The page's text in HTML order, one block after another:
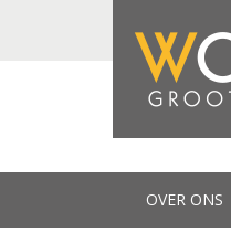
OVER ONS